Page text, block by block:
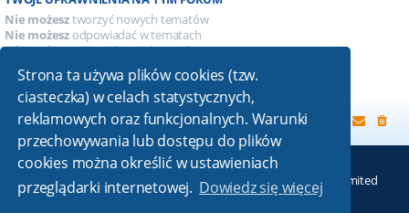
Strona ta używa plików cookies (tzw.
ciasteczka) w celach statystycznych,
reklamowych oraz funkcjonalnych. Warunki
przechowywania lub dostępu do plików
cookies można określić w ustawieniach
przeglądarki internetowej. Dowiedz się więcej
Nie możesztworzyć nowych tematów
Nie możesz odpowiadać w tematach
Nie możeszzmieniać swoich postów
Nie możesz
usuwać swoich postów
Nie możeszdodawać załączników
Strona główna
Technologię dostarcza phpBB® Forum Software © phpBB Limited
Absolution style by
Premium phpBB Styles